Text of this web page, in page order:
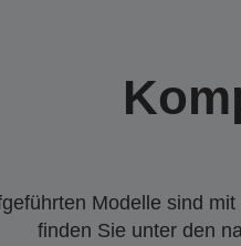
Modelle sind
finden Sie unter den